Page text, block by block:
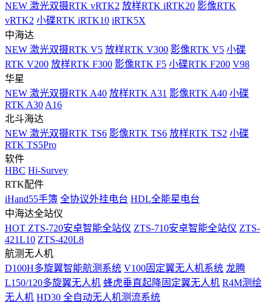
NEW 激光双摄RTK vRTK2 放样RTK iRTK20 影像RTK
vRTK2 小碟RTK iRTK10 iRTK5X
中海达
NEW 激光双摄RTK V5 放样RTK V300 影像RTK V5 小碟
RTK V200 放样RTK F300 影像RTK F5 小碟RTK F200 V98
华星
NEW 激光双摄RTK A40 放样RTK A31 影像RTK A40 小碟
RTK A30 A16
北斗海达
NEW 激光双摄RTK TS6 影像RTK TS6 放样RTK TS2 小碟
RTK TS5Pro
软件
HBC Hi-Survey
RTK配件
iHand55手簿 全协议外挂电台 HDL全能星电台
中海达全站仪
HOT ZTS-720安卓智能全站仪 ZTS-710安卓智能全站仪 ZTS-
421L10 ZTS-420L8
航测无人机
D100H多旋翼智能航测系统 V100固定翼无人机系统 龙腾
L150/120多旋翼无人机 蜂虎垂直起降固定翼无人机 R4M测绘
无人机 HD30 全自动无人机测流系统